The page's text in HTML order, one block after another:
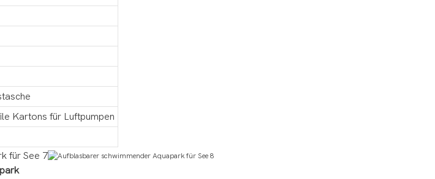
Kartons für Luftpumpen